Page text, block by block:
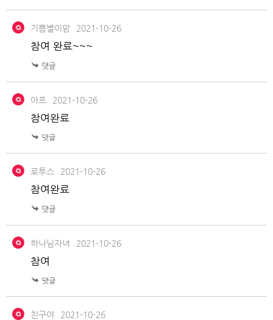
기쁨별이맘 2021-10-26
참여 완료~~~
아프 2021-10-26
참여완료
로투스 2021-10-26
참여완료
하나님자녀 2021-10-26
참여
친구야 2021-10-26